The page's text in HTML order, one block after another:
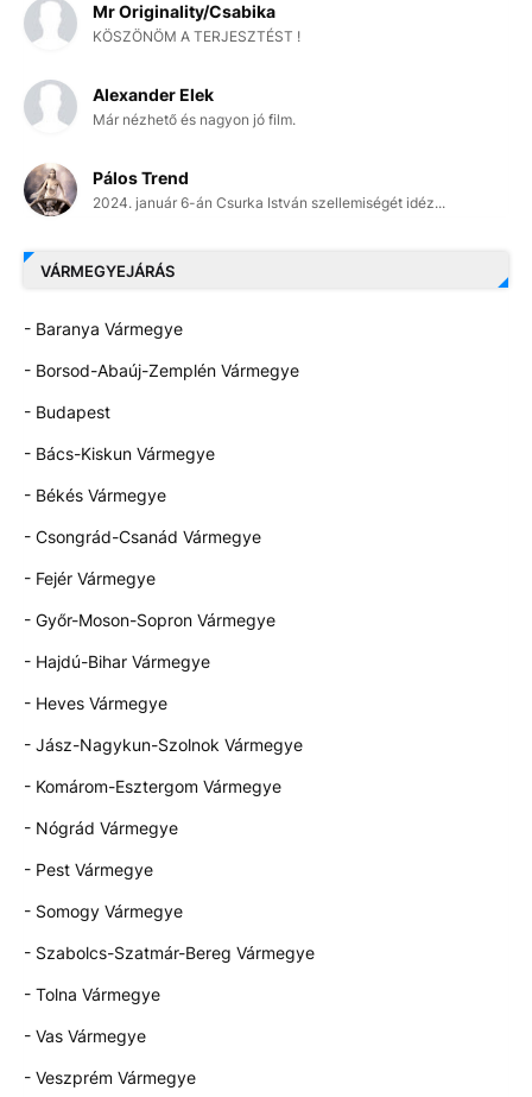
Mr Originality/Csabika
KÖSZÖNÖM A TERJESZTÉST !
Alexander Elek
Már nézhető és nagyon jó film.
Pálos Trend
2024. január 6-án Csurka István szellemiségét idéz...
VÁRMEGYEJÁRÁS
- Baranya Vármegye
- Borsod-Abaúj-Zemplén Vármegye
- Budapest
- Bács-Kiskun Vármegye
- Békés Vármegye
- Csongrád-Csanád Vármegye
- Fejér Vármegye
- Győr-Moson-Sopron Vármegye
- Hajdú-Bihar Vármegye
- Heves Vármegye
- Jász-Nagykun-Szolnok Vármegye
- Komárom-Esztergom Vármegye
- Nógrád Vármegye
- Pest Vármegye
- Somogy Vármegye
- Szabolcs-Szatmár-Bereg Vármegye
- Tolna Vármegye
- Vas Vármegye
- Veszprém Vármegye